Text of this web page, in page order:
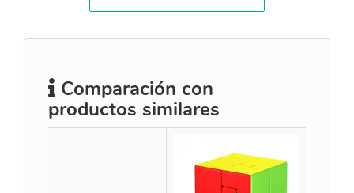
Comparación con
productos similares